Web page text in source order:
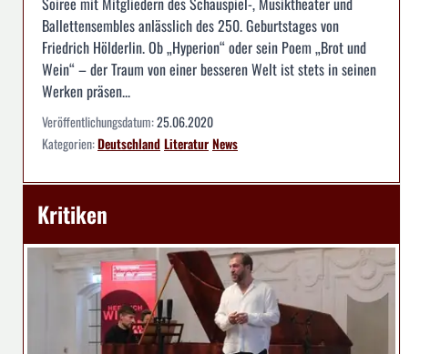
Ballettensembles anlässlich des 250. Geburtstages von
Friedrich Hölderlin. Ob „Hyperion“ oder sein Poem „Brot und
Wein“ – der Traum von einer besseren Welt ist stets in seinen
Werken präsen...
Veröffentlichungsdatum:25.06.2020
Kategorien:DeutschlandLiteraturNews
Kritiken